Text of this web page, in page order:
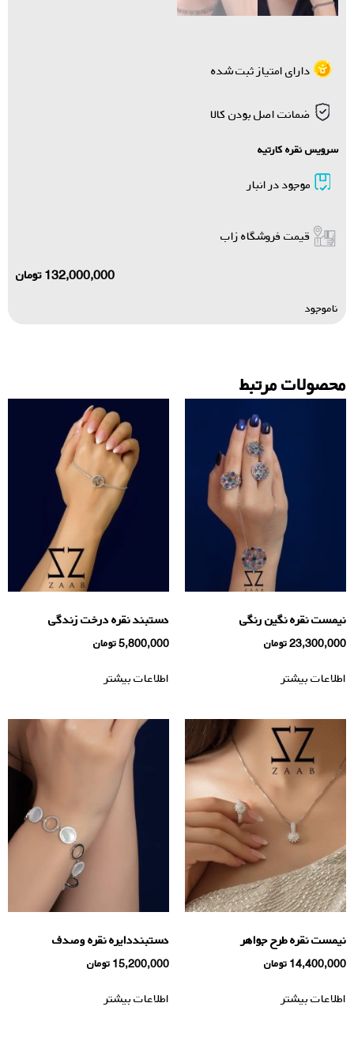
دارای امتیاز ثبت شده
ضمانت اصل بودن کالا
سرویس نقره کارتیه
موجود در انبار
قیمت فروشگاه زاب
132,000,000تومان
ناموجود
محصولات مرتبط
نیمست نقره نگین رنگی
23,300,000تومان
اطلاعات بیشتر
دستبند نقره درخت زندگی
5,800,000تومان
اطلاعات بیشتر
نیمست نقره طرح جواهر
14,400,000 تومان
اطلاعات بیشتر
دستبنددایره نقره وصدف
15,200,000 تومان
اطلاعات بیشتر